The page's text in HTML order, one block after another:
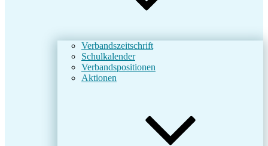
Verbandszeitschrift
Schulkalender
Verbandspositionen
Aktionen